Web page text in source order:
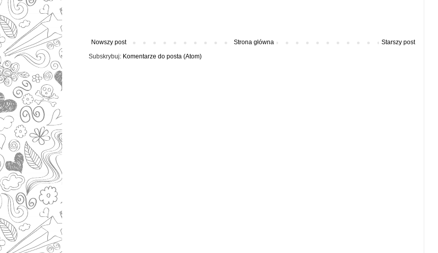
Nowszy post Starszy post
Strona główna
Subskrybuj: Komentarze do posta (Atom)